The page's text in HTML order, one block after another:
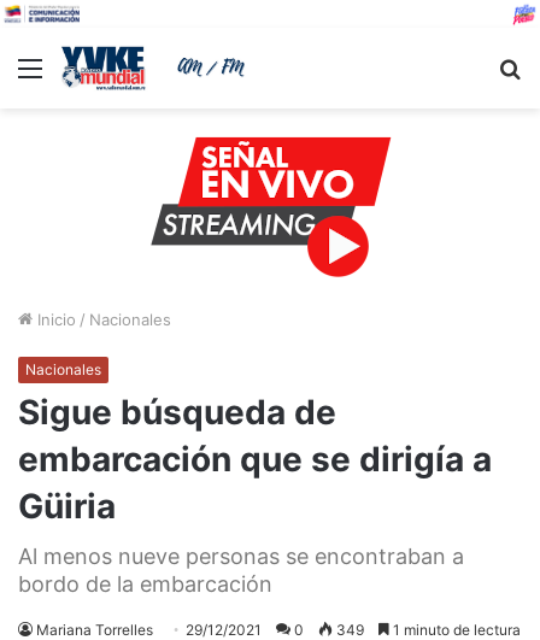
Menu
Inicio / Nacionales
Nacionales
Sigue búsqueda de
embarcación que se dirigía a
Güiria
Al menos nueve personas se encontraban a
bordo de la embarcación
Mariana Torrelles 29/12/2021 0 349 1 minuto de lectura